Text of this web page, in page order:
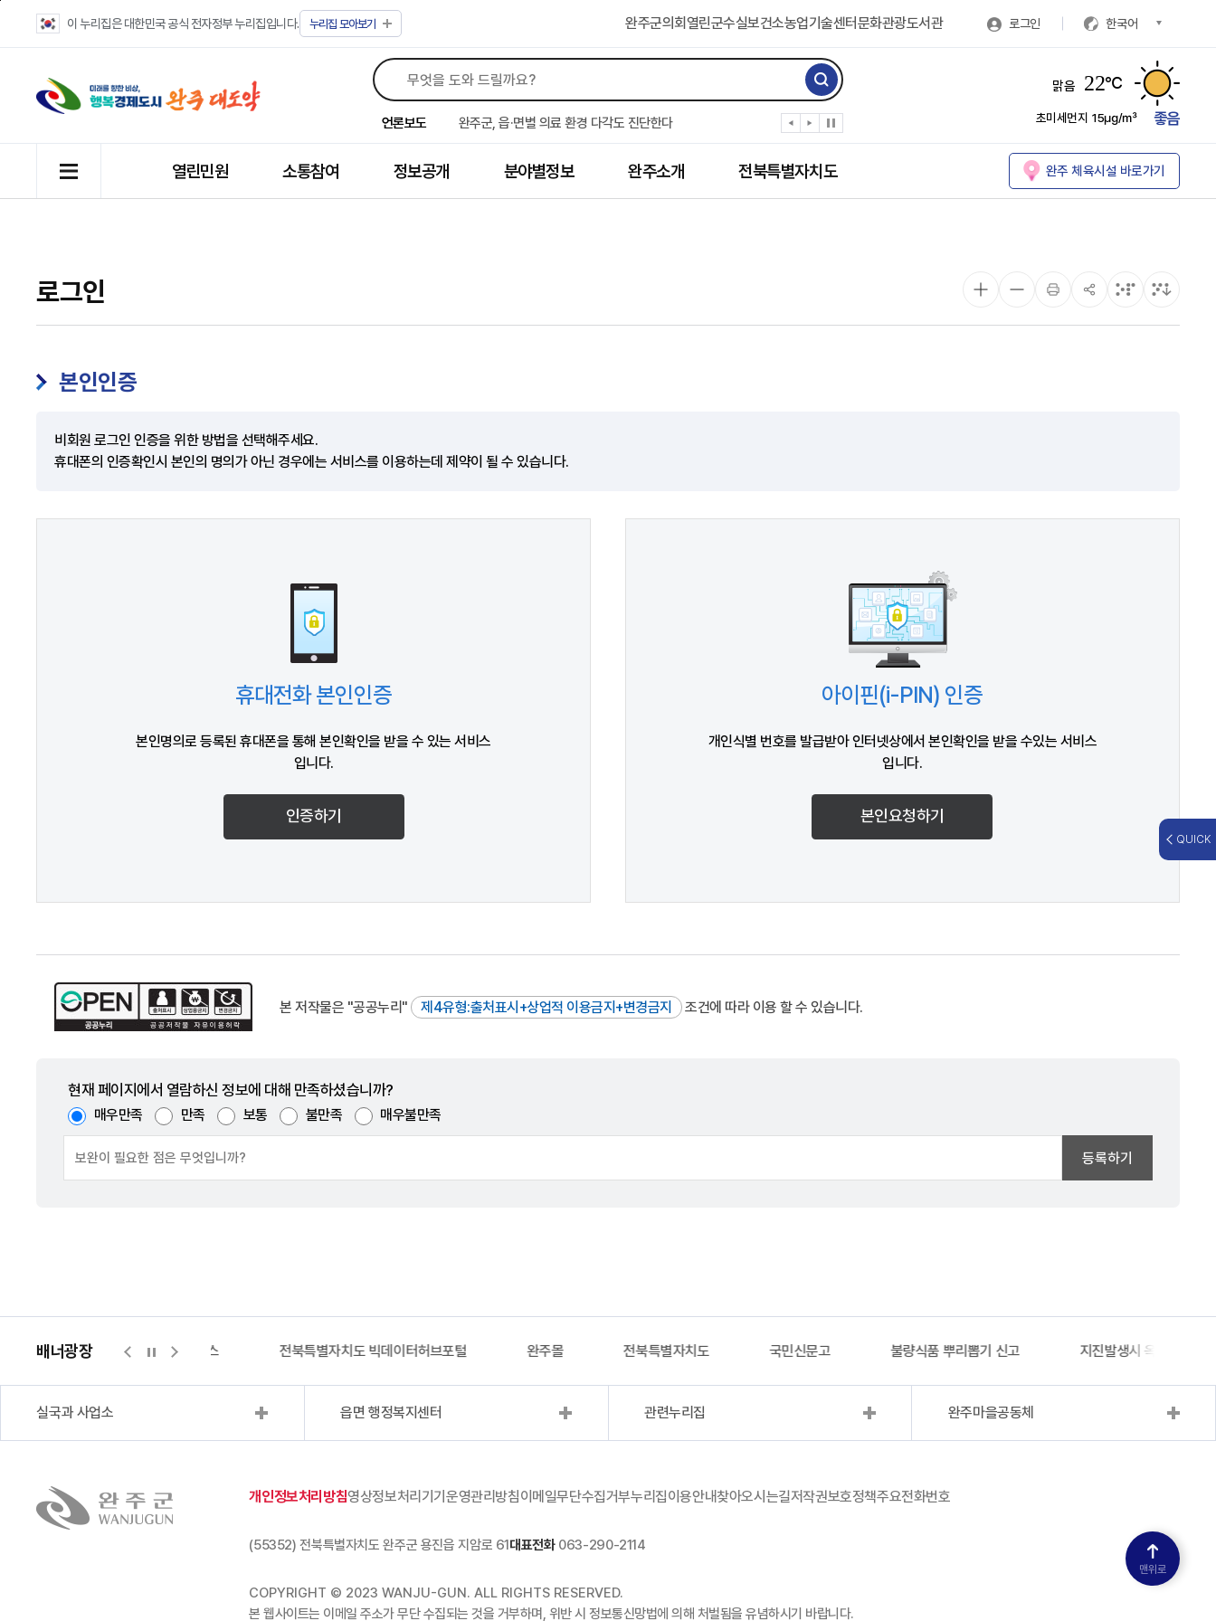
이 누리집은 대한민국 공식 전자정부 누리집입니다. 누리집 모아보기 완주군의회 열린군수실보건소농업기술센터문화관광도서관 로그인 한국어
언론보도
완주군, ‘수의계약 총량제’ 개편 운영
완주군 청소년, 초록우산 지원으로 치과 치료
완주군, 읍·면별 의료 환경 다각도 진단한다
완주군, 모바일 헬스케어 “내 건강 변화 직접 확인”
완주군 “여름휴가철 청소년 안전 지킨다”
완주 청소년, 삼성 임직원 만나 미래 진로 그린다
전북은행, 완주군에 ‘시원키트’ 60세트 기탁
맑음 22℃
초미세먼지 15㎍/㎥ 좋음
열린민원 소통참여 정보공개 분야별정보 완주소개 전북특별자치도 완주 체육시설 바로가기
로그인
본인인증
비회원 로그인 인증을 위한 방법을 선택해주세요.
휴대폰의 인증확인시 본인의 명의가 아닌 경우에는 서비스를 이용하는데 제약이 될 수 있습니다.
휴대전화 본인인증
본인명의로 등록된 휴대폰을 통해 본인확인을 받을 수 있는 서비스
입니다.
인증하기
아이핀(i-PIN) 인증
개인식별 번호를 발급받아 인터넷상에서 본인확인을 받을 수있는 서비스
입니다.
본인요청하기
본 저작물은 "공공누리" 제4유형:출처표시+상업적 이용금지+변경금지 조건에 따라 이용 할 수 있습니다.
현재 페이지에서 열람하신 정보에 대해 만족하셨습니까?
매우만족 만족 보통 불만족 매우불만족
등록하기
QUICK
배너광장
지적측량바로처리센터 위택스 전북특별자치도 빅데이터허브포털 완주몰 전북특별자치도 국민신문고 불량식품 뿌리뽑기 신고 지진발생시 옥외대피소
실국과 사업소 읍면 행정복지센터 관련누리집 완주마을공동체
개인정보처리방침영상정보처리기기운영관리방침이메일무단수집거부누리집이용안내찾아오시는길저작권보호정책주요전화번호
(55352) 전북특별자치도 완주군 용진읍 지암로 61대표전화063-290-2114
COPYRIGHT © 2023 WANJU-GUN. ALL RIGHTS RESERVED.
본 웹사이트는 이메일 주소가 무단 수집되는 것을 거부하며, 위반 시 정보통신망법에 의해 처벌됨을 유념하시기 바랍니다.
맨위로